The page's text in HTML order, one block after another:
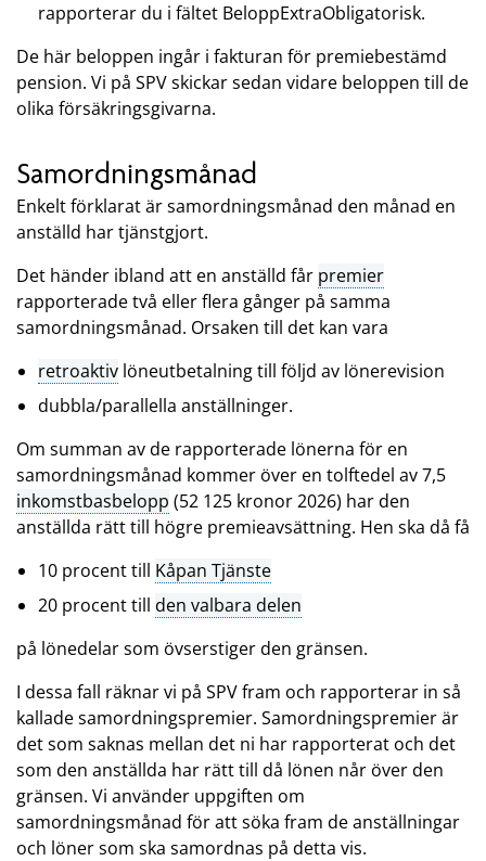
rapporterar du i fältet BeloppExtraObligatorisk.
De här beloppen ingår i fakturan för premiebestämd
pension. Vi på SPV skickar sedan vidare beloppen till de
olika försäkringsgivarna.
Samordningsmånad
Enkelt förklarat är samordningsmånad den månad en
anställd har tjänstgjort.
Det händer ibland att en anställd får premier
rapporterade två eller flera gånger på samma
samordningsmånad. Orsaken till det kan vara
retroaktiv löneutbetalning till följd av lönerevision
dubbla/parallella anställninger.
Om summan av de rapporterade lönerna för en
samordningsmånad kommer över en tolftedel av 7,5
inkomstbasbelopp (52 125 kronor 2026) har den
anställda rätt till högre premieavsättning. Hen ska då få
10 procent till Kåpan Tjänste
20 procent till den valbara delen
på lönedelar som övserstiger den gränsen.
I dessa fall räknar vi på SPV fram och rapporterar in så
kallade samordningspremier. Samordningspremier är
det som saknas mellan det ni har rapporterat och det
som den anställda har rätt till då lönen når över den
gränsen. Vi använder uppgiften om
samordningsmånad för att söka fram de anställningar
och löner som ska samordnas på detta vis.